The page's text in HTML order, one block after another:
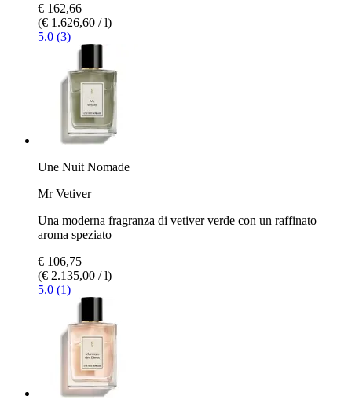
€ 162,66
(€ 1.626,60 / l)
5.0 (3)
Une Nuit Nomade
Mr Vetiver
Una moderna fragranza di vetiver verde con un raffinato
aroma speziato
€ 106,75
(€ 2.135,00 / l)
5.0 (1)